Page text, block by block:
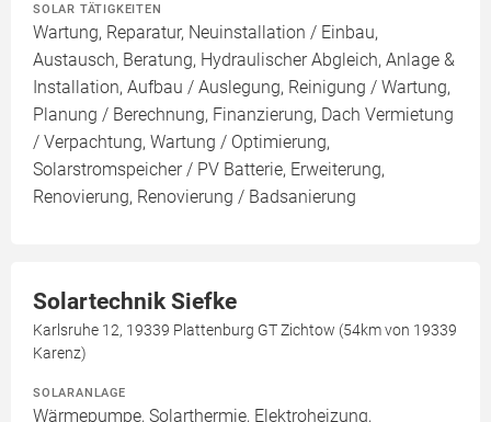
SOLAR TÄTIGKEITEN
Wartung, Reparatur, Neuinstallation / Einbau,
Austausch, Beratung, Hydraulischer Abgleich, Anlage &
Installation, Aufbau / Auslegung, Reinigung / Wartung,
Planung / Berechnung, Finanzierung, Dach Vermietung
/ Verpachtung, Wartung / Optimierung,
Solarstromspeicher / PV Batterie, Erweiterung,
Renovierung, Renovierung / Badsanierung
Solartechnik Siefke
Karlsruhe 12, 19339 Plattenburg GT Zichtow (54km von 19339
Karenz)
SOLARANLAGE
Wärmepumpe, Solarthermie, Elektroheizung,